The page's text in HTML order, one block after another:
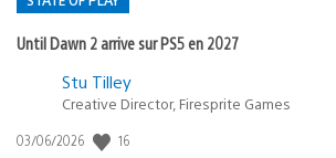
Until Dawn 2 arrive sur PS5 en 2027
Postée
:
Stu Tilley
Creative Director, Firesprite Games
Date
03/06/2026 16